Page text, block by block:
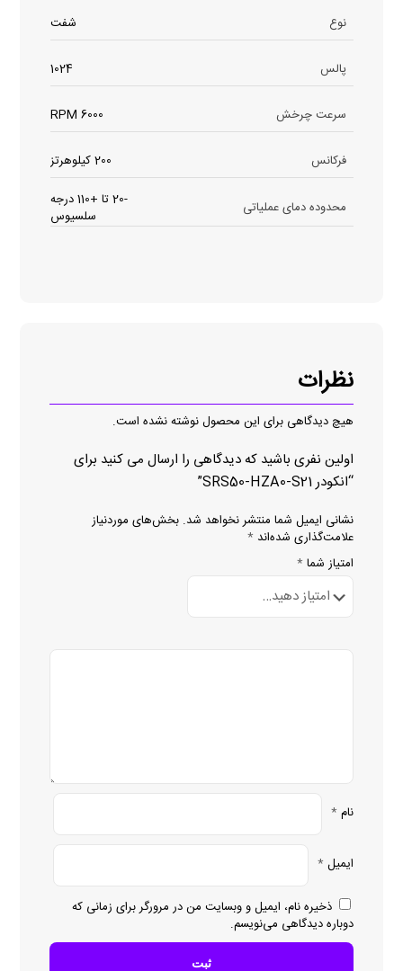
نوع شفت
پالس 1024
سرعت چرخش 6000 RPM
فرکانس 200 کیلوهرتز
محدوده دمای عملیاتی
-20 تا +110 درجه
سلسیوس
نظرات
هیچ دیدگاهی برای این محصول نوشته نشده است.
اولین نفری باشید که دیدگاهی را ارسال می کنید برای
“انکودر SRS50-HZA0-S21”
نشانی ایمیل شما منتشر نخواهد شد. بخش‌های موردنیاز
علامت‌گذاری شده‌اند *
امتیاز شما *
نام *
ایمیل *
ذخیره نام، ایمیل و وبسایت من در مرورگر برای زمانی که
دوباره دیدگاهی می‌نویسم.